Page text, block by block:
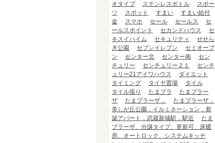
オタイプ
ステンレスボトル
スポー
ツ
スポット すまい
すまい給付
金
スマホ セール セールス
セ
ールスポイント
セカンドハウス
セ
キスイハイム
セキュリティ
せせら
ぎ公園
セブンイレブン
セミオープ
ン
センター北 センター南
セン
チュリー
センチュリー２１
センチ
ュリー21アイワハウス
ダイエット
タイミング
タイヤ置場
タイル
タイル張り
たまプラ
たまプラー
ザ
たまプラーザ，
たまプラーザ，
美しが丘公園，イルミネーション，新
築アパート，武蔵新城駅，駅近
たま
プラーザ、分譲タイプ、更新可、床暖
房、オートロック、システムキッチ